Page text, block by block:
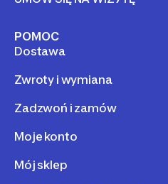
POMOC
Dostawa
Zwroty i wymiana
Zadzwoń i zamów
Moje konto
Mój sklep